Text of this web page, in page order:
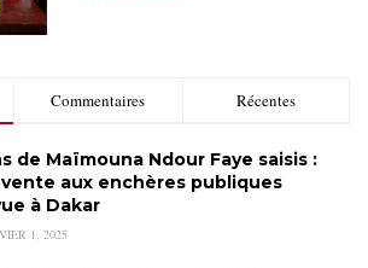
Commentaires Récentes
de Maïmouna Ndour Faye saisis :
aux enchères publiques
à Dakar
1, 2025